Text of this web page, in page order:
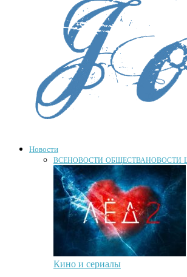
Новости
ВСЕНОВОСТИ ОБЩЕСТВАНОВОСТИ
Кино и сериалы